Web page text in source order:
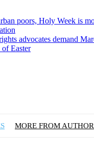
poors, Holy Week is
advocates demand
Easter
MORE FROM AUTHOR